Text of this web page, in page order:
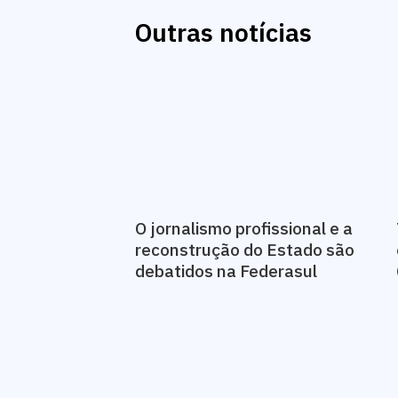
Outras notícias
O jornalismo profissional e a
reconstrução do Estado são
debatidos na Federasul